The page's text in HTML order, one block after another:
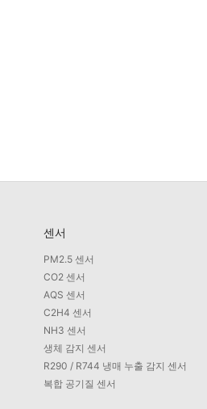
센서
PM2.5 센서
CO2 센서
AQS 센서
C2H4 센서
NH3 센서
생체 감지 센서
R290 / R744 냉매 누출 감지 센서
복합 공기질 센서